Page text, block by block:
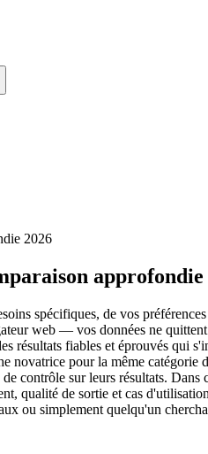
2026
approfondie
spécifiques, de vos
web — vos données ne
résultats fiables et éprouvés qui
novatrice pour la même
contrôle sur leurs résultats.
qualité de sortie et cas
ou simplement quelqu'un